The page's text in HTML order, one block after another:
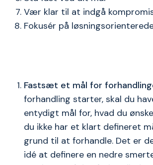
Vær klar til at indgå
Fokusér på
Fastsæt et mål for
forhandling starter, skal du
entydigt mål for, hvad du
du ikke har et klart defineret
grund til at forhandle. Det er
idé at definere en nedre